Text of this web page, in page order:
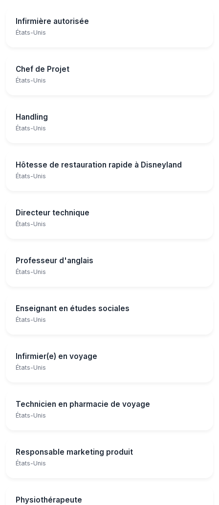
Infirmière autorisée
États-Unis
Chef de Projet
États-Unis
Handling
États-Unis
Hôtesse de restauration rapide à Disneyland
États-Unis
Directeur technique
États-Unis
Professeur d'anglais
États-Unis
Enseignant en études sociales
États-Unis
Infirmier(e) en voyage
États-Unis
Technicien en pharmacie de voyage
États-Unis
Responsable marketing produit
États-Unis
Physiothérapeute